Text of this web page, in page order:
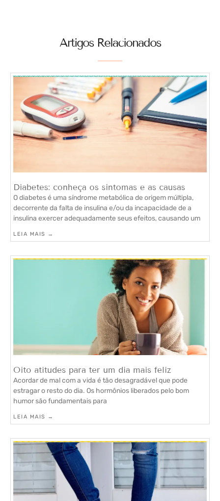
Artigos Relacionados
Diabetes: conheça os sintomas e as causas
O diabetes é uma síndrome metabólica de origem múltipla,
decorrente da falta de insulina e/ou da incapacidade de a
insulina exercer adequadamente seus efeitos, causando um
LEIA MAIS →
Oito atitudes para ter um dia mais feliz
Acordar de mal com a vida é tão desagradável que pode
estragar o resto do dia. Os hormônios liberados pelo bom
humor são fundamentais para
LEIA MAIS →